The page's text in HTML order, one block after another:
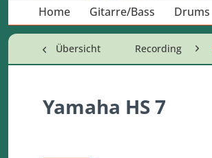
Home Gitarre/Bass Drums
Übersicht Recording
Yamaha HS 7